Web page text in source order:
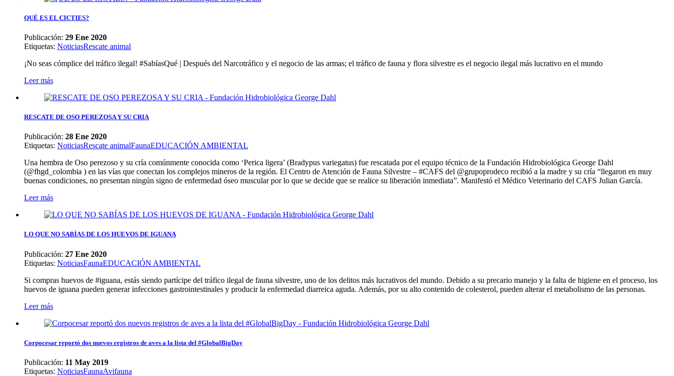
QUÉ ES EL CICTIES?
Publicación: 29 Ene 2020
Etiquetas: NoticiasRescate animal
¡No seas cómplice del tráfico ilegal! #SabíasQué | Después del Narcotráfico y el negocio de las armas; el tráfico de fauna y flora silvestre es el negocio ilegal más lucrativo en el mundo
Leer más
RESCATE DE OSO PEREZOSA Y SU CRIA
Publicación: 28 Ene 2020
Etiquetas: NoticiasRescate animalFaunaEDUCACIÓN AMBIENTAL
Una hembra de Oso perezoso y su cría comúnmente conocida como ‘Perica ligera’ (Bradypus variegatus) fue rescatada por el equipo técnico de la Fundación Hidrobiológica George Dahl
(@fhgd_colombia ) en las vías que conectan los complejos mineros de la región. El Centro de Atención de Fauna Silvestre – #CAFS del @grupoprodeco recibió a la madre y su cría “llegaron en muy
buenas condiciones, no presentan ningún signo de enfermedad óseo muscular por lo que se decide que se realice su liberación inmediata”. Manifestó el Médico Veterinario del CAFS Julian García.
Leer más
LO QUE NO SABÍAS DE LOS HUEVOS DE IGUANA
Publicación: 27 Ene 2020
Etiquetas: NoticiasFaunaEDUCACIÓN AMBIENTAL
Si compras huevos de #iguana, estás siendo partícipe del tráfico ilegal de fauna silvestre, uno de los delitos más lucrativos del mundo. Debido a su precario manejo y la falta de higiene en el proceso, los
huevos de iguana pueden generar infecciones gastrointestinales y producir la enfermedad diarreica aguda. Además, por su alto contenido de colesterol, pueden alterar el metabolismo de las personas.
Leer más
Corpocesar reportó dos nuevos registros de aves a la lista del #GlobalBigDay
Publicación: 11 May 2019
Etiquetas: NoticiasFaunaAvifauna